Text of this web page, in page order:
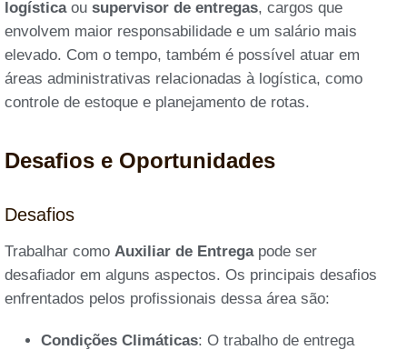
logísticaou supervisor de entregas, cargos que
envolvem maior responsabilidade e um salário mais
elevado. Com o tempo, também é possível atuar em
áreas administrativas relacionadas à logística, como
controle de estoque e planejamento de rotas.
Desafios e Oportunidades
Desafios
Trabalhar como Auxiliar de Entregapode ser
desafiador em alguns aspectos. Os principais desafios
enfrentados pelos profissionais dessa área são:
Condições Climáticas: O trabalho de entrega